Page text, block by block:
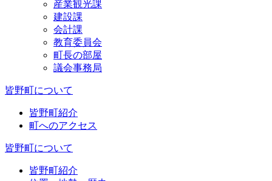
産業観光課
建設課
会計課
教育委員会
町長の部屋
議会事務局
皆野町について
皆野町紹介
町へのアクセス
皆野町について
皆野町紹介